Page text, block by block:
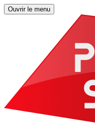
Ouvrir le menu